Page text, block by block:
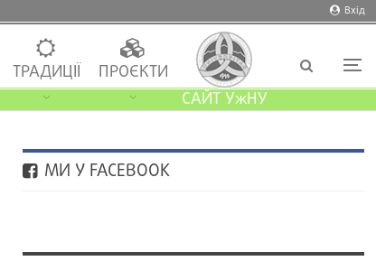
Вхід
ТРАДИЦІЇ
ПРОЄКТИ
САЙТ УжНУ
МИ У FACEBOOK